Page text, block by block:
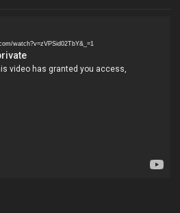
watch?v=zVPSid02TbY&_=1